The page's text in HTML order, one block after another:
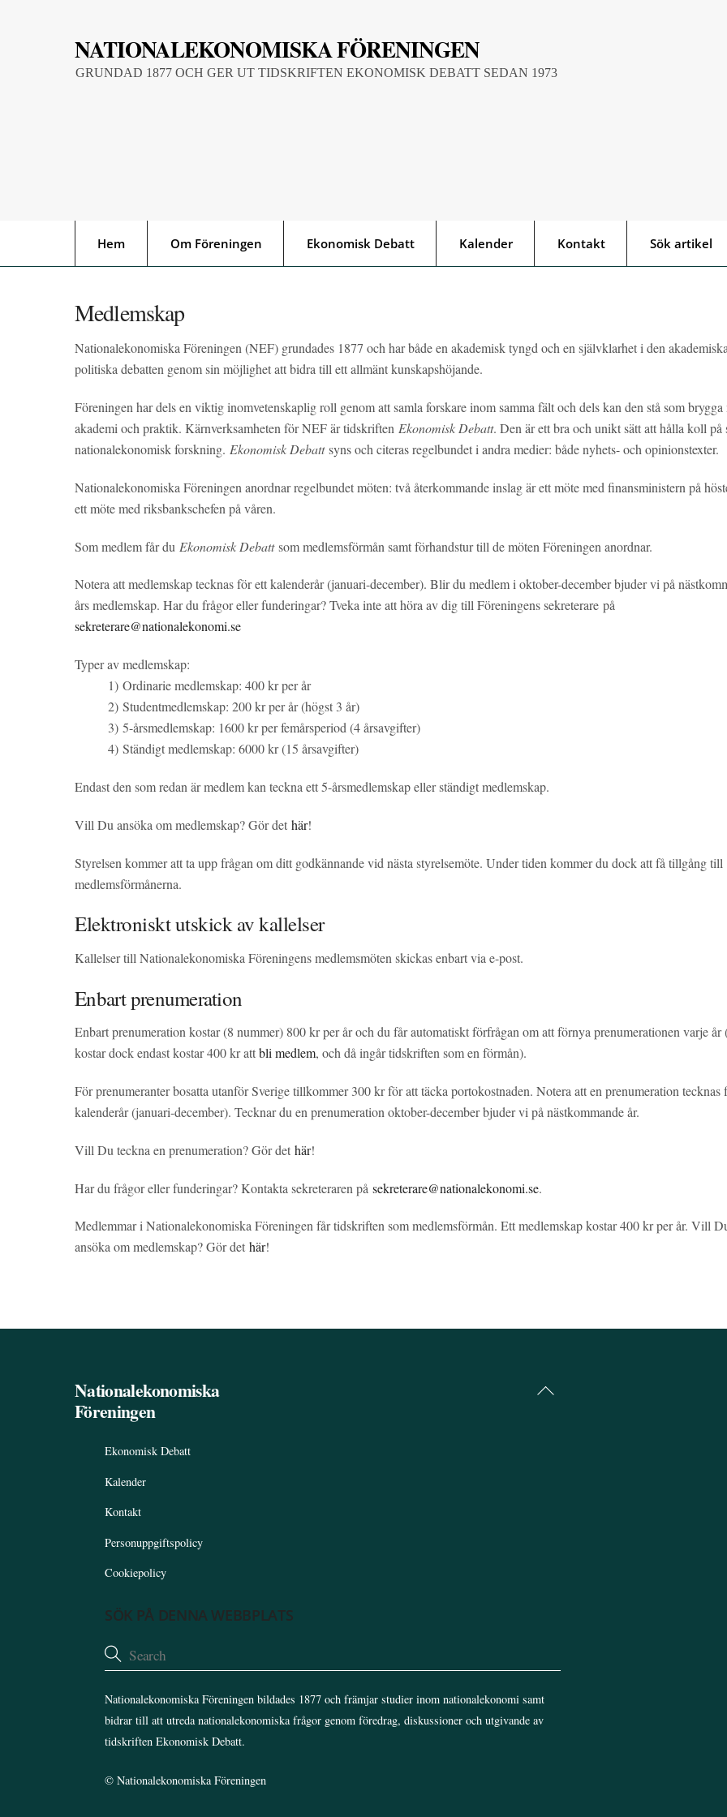
NATIONALEKONOMISKA FÖRENINGEN
GRUNDAD 1877 OCH GER UT TIDSKRIFTEN EKONOMISK DEBATT SEDAN 1973
Hem Om Föreningen Ekonomisk Debatt Kalender Kontakt Sök artikel
Medlemskap
Nationalekonomiska Föreningen (NEF) grundades 1877 och har både en akademisk tyngd och en självklarhet i den
politiska debatten genom sin möjlighet att bidra till ett allmänt kunskapshöjande.
Föreningen har dels en viktig inomvetenskaplig roll genom att samla forskare inom samma fält och dels kan den stå som brygga
akademi och praktik. Kärnverksamheten för NEF är tidskriften Ekonomisk Debatt. Den är ett bra och unikt sätt att hålla koll på
nationalekonomisk forskning. Ekonomisk Debattsyns och citeras regelbundet i andra medier: både nyhets- och opinionstexter.
Nationalekonomiska Föreningen anordnar regelbundet möten: två återkommande inslag är ett möte med finansministern på
ett möte med riksbankschefen på våren.
Som medlem får du Ekonomisk Debattsom medlemsförmån samt förhandstur till de möten Föreningen anordnar.
Notera att medlemskap tecknas för ett kalenderår (januari-december). Blir du medlem i oktober-december bjuder vi på
års medlemskap. Har du frågor eller funderingar? Tveka inte att höra av dig till Föreningens sekreterare på
sekreterare@nationalekonomi.se
Typer av medlemskap:
1) Ordinarie medlemskap: 400 kr per år
2) Studentmedlemskap: 200 kr per år (högst 3 år)
3) 5-årsmedlemskap: 1600 kr per femårsperiod (4 årsavgifter)
4) Ständigt medlemskap: 6000 kr (15 årsavgifter)​​​​​​
Endast den som redan är medlem kan teckna ett 5-årsmedlemskap eller ständigt medlemskap.
Vill Du ansöka om medlemskap? Gör det här!
Styrelsen kommer att ta upp frågan om ditt godkännande vid nästa styrelsemöte. Under tiden kommer du dock att få tillgång till
medlemsförmånerna.
Elektroniskt utskick av kallelser
Kallelser till Nationalekonomiska Föreningens medlemsmöten skickas enbart via e-post.
Enbart prenumeration
Enbart prenumeration kostar (8 nummer) 800 kr per år och du får automatiskt förfrågan om att förnya prenumerationen varje år
kostar dock endast kostar 400 kr attbli medlem, och då ingår tidskriften som en förmån).
För prenumeranter bosatta utanför Sverige tillkommer 300 kr för att täcka portokostnaden. Notera att en prenumeration tecknas
kalenderår (januari-december). Tecknar du en prenumeration oktober-december bjuder vi på nästkommande år.
Vill Du teckna en prenumeration? Gör det här!
Har du frågor eller funderingar? Kontakta sekreteraren på sekreterare@nationalekonomi.se.
Medlemmar i Nationalekonomiska Föreningen får tidskriften som medlemsförmån. Ett medlemskap kostar 400 kr per år. Vill
ansöka om medlemskap? Gör det här!
Back
Nationalekonomiska
Föreningen
Ekonomisk Debatt
Kalender
Kontakt
Personuppgiftspolicy
Cookiepolicy
SÖK PÅ DENNA WEBBPLATS
Nationalekonomiska Föreningen bildades 1877 och främjar studier inom nationalekonomi samt
bidrar till att utreda nationalekonomiska frågor genom föredrag, diskussioner och utgivande av
tidskriften Ekonomisk Debatt.
©Nationalekonomiska Föreningen